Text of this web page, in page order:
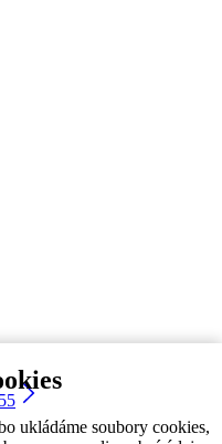
ukládáme soubory cookies,